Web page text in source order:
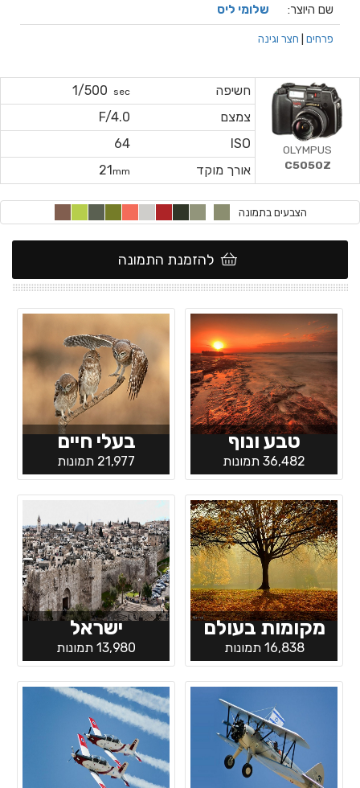
שם היוצר: שלומי ליס
פרחים חצר וגינה
חשיפה sec
1/500
צמצם
F/4.0
ISO
64
אורך מוקד
21mm
OLYMPUS
C5050Z
הצבעים בתמונה
להזמנת התמונה
טבע ונוף
36,482 תמונות
בעלי חיים
21,977 תמונות
מקומות בעולם
16,838 תמונות
ישראל
13,980 תמונות